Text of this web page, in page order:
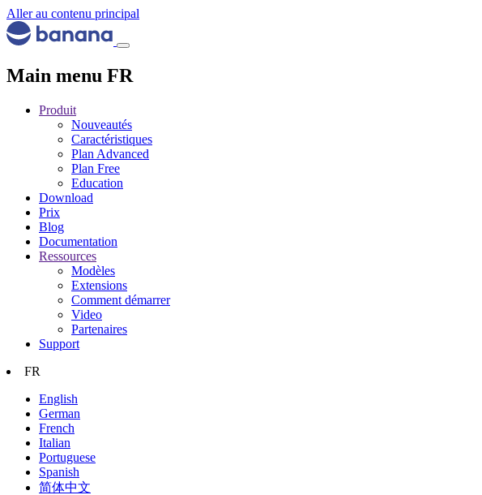
Aller au contenu principal
Main menu FR
Produit
Nouveautés
Caractéristiques
Plan Advanced
Plan Free
Education
Download
Prix
Blog
Documentation
Ressources
Modèles
Extensions
Comment démarrer
Video
Partenaires
Support
FR
English
German
French
Italian
Portuguese
Spanish
简体中文